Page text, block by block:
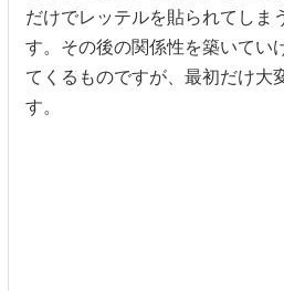
だけでレッテルを貼られてしま
す。その後の関係性を築いてい
てくるものですが、最初だけ大
す。